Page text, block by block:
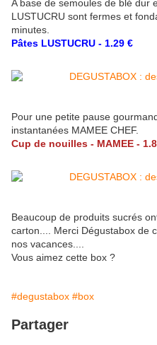
A base de semoules de blé dur
LUSTUCRU sont fermes et
minutes.
Pâtes LUSTUCRU - 1.29 €
Pour une petite pause
instantanées MAMEE CHEF.
Cup de nouilles - MAMEE -
Beaucoup de produits sucrés
carton.... Merci Dégustabox de
nos vacances....
Vous aimez cette box ?
#degustabox #box
Partager